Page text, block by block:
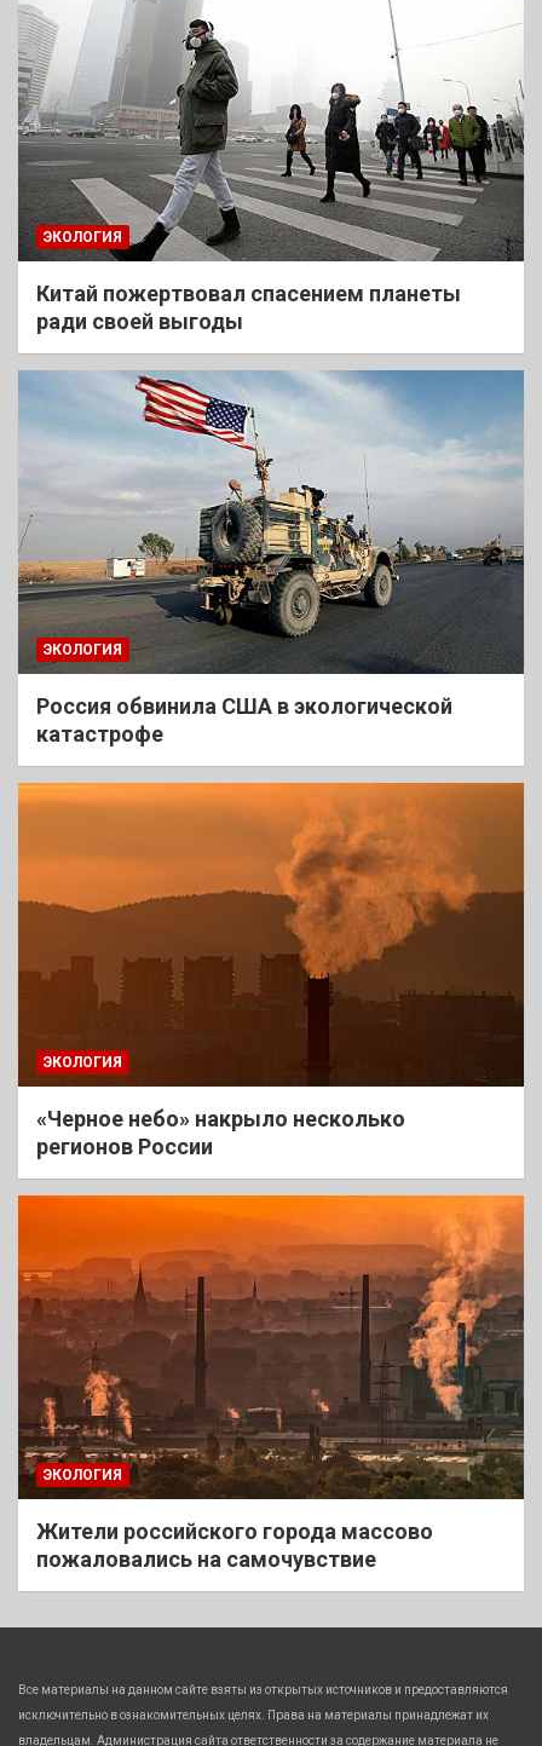
ЭКОЛОГИЯ
Китай пожертвовал спасением планеты
ради своей выгоды
ЭКОЛОГИЯ
Россия обвинила США в экологической
катастрофе
ЭКОЛОГИЯ
«Черное небо» накрыло несколько
регионов России
ЭКОЛОГИЯ
Жители российского города массово
пожаловались на самочувствие
Все материалы на данном сайте взяты из открытых источников и предоставляются
исключительно в ознакомительных целях. Права на материалы принадлежат их
владельцам. Администрация сайта ответственности за содержание материала не